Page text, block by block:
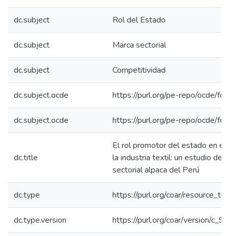
dc.subject Rol del Estado
dc.subject Marca sectorial
dc.subject Competitividad
dc.subject.ocde https://purl.org/pe-repo/ocde/
dc.subject.ocde https://purl.org/pe-repo/ocde/
dc.title
El rol promotor del estado en
la industria textil: un estudio de
sectorial alpaca del Perú
dc.type https://purl.org/coar/
dc.type.version https://purl.org/coar/version/